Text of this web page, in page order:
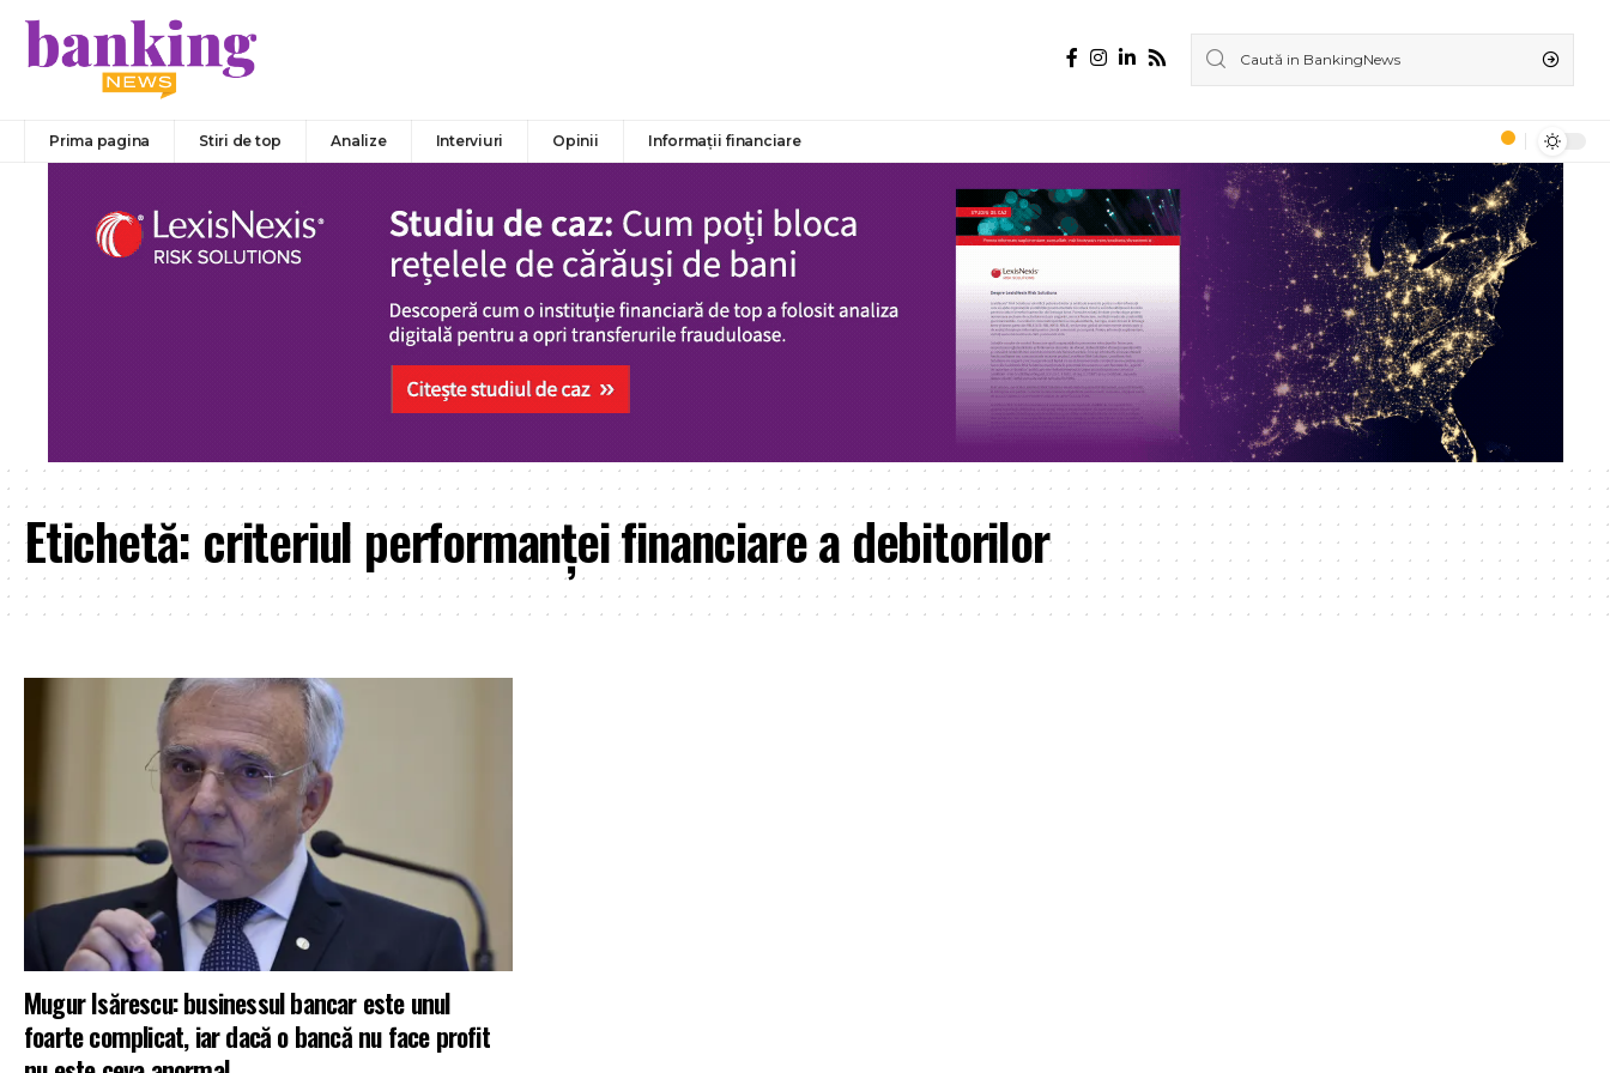
Prima pagina Stiri de top Analize Interviuri Opinii Informații financiare
Etichetă: criteriul performanței financiare a debitorilor
Mugur Isărescu: businessul bancar este unul
foarte complicat, iar dacă o bancă nu face profit